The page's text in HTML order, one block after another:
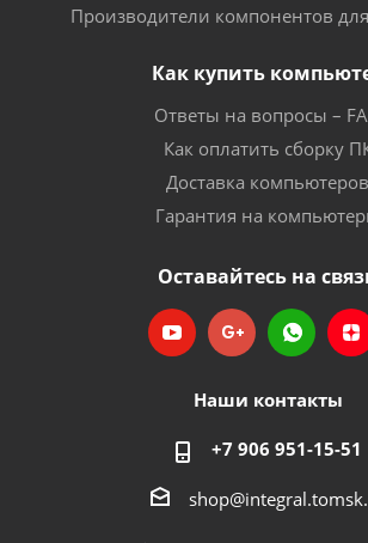
Производители компонентов
Как купить
Ответы на вопросы –
Как оплатить сборку
Доставка компьютеров
Гарантия на
Оставайтесь на
Наши контакты
+7 906 951-15-51